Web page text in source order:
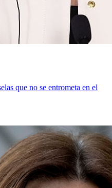
que no se entrometa en el